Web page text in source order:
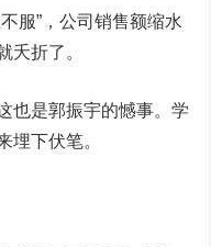
服”，公司销售额缩水
夭折了。
是郭振宇的憾事。学
埋下伏笔。